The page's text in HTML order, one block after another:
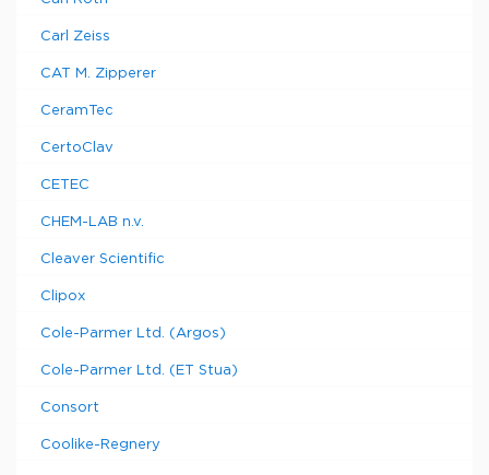
Carl Zeiss
CAT M. Zipperer
CeramTec
CertoClav
CETEC
CHEM-LAB n.v.
Cleaver Scientific
Clipox
Cole-Parmer Ltd. (Argos)
Cole-Parmer Ltd. (ET Stua)
Consort
Coolike-Regnery